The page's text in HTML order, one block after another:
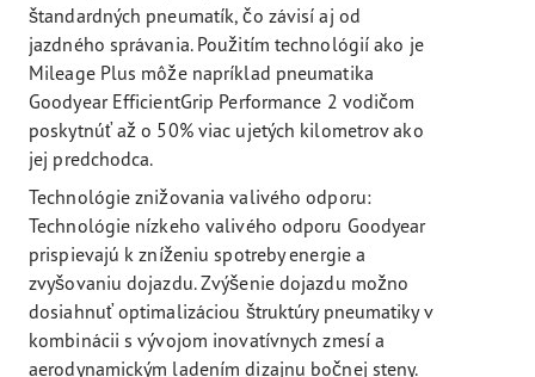
štandardných pneumatík, čo závisí aj od
jazdného správania. Použitím technológií ako je
Mileage Plus môže napríklad pneumatika
Goodyear EfficientGrip Performance 2 vodičom
poskytnúť až o 50% viac ujetých kilometrov ako
jej predchodca.
Technológie znižovania valivého odporu:
Technológie nízkeho valivého odporu Goodyear
prispievajú k zníženiu spotreby energie a
zvyšovaniu dojazdu. Zvýšenie dojazdu možno
dosiahnuť optimalizáciou štruktúry pneumatiky v
kombinácii s vývojom inovatívnych zmesí a
aerodynamickým ladením dizajnu bočnej steny.